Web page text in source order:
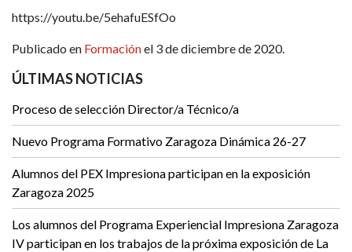
https://youtu.be/5ehafuESfOo
Publicado en Formaciónel 3 de diciembre de 2020.
ÚLTIMAS NOTICIAS
Proceso de selección Director/a Técnico/a
Nuevo Programa Formativo Zaragoza Dinámica 26-27
Alumnos del PEX Impresiona participan en la exposición
Zaragoza 2025
Los alumnos del Programa Experiencial Impresiona Zaragoza
IV participan en los trabajos de la próxima exposición de La